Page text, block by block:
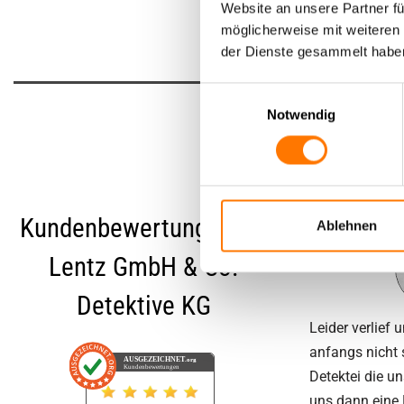
Website an unsere Partner
möglicherweise mit
der Dienste gesammelt
Notwendig
Ablehnen
Kundenbewertungen für
Lentz GmbH & Co.
Detektive KG
AUSGEZEICHNET.org
Kundenbewertungen
Leider verlief
anfangs nicht
Detektei die